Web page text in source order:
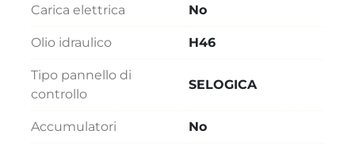
Carica elettrica No
Olio idraulico H46
Tipo pannello di
controllo
SELOGICA
Accumulatori No